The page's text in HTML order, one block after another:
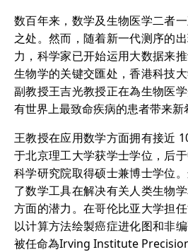
数百年来，数学及生物医学二者
之处。然而，随着新一代测序的
力，科学家已开始运用大数据来
生物学的关键交匯处，香港科技
副教授王吉光教授正在為生物医
有世界上最致命疾病的患者带来新
王教授在应用数学方面拥有接近
于北京理工大学获学士学位，后
科学研究院取得硕士兼博士学位
了数学工具在解决有关人类生物
方面的潜力。在哥伦比亚大学担
以计算方法绘製癌症进化图和非
被任命為Irving Institute